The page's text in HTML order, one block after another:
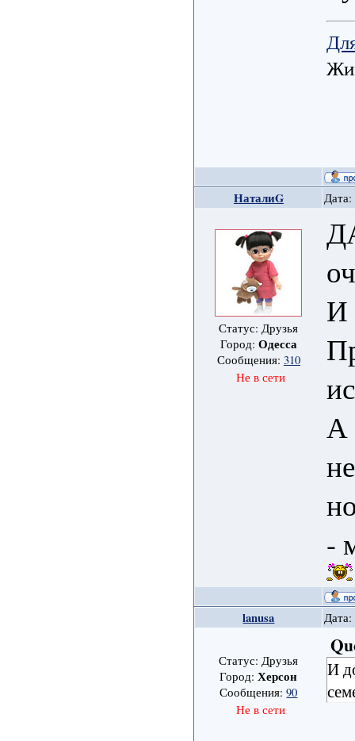
НаталиG Дата:
Статус: Друзья
Город: Одесса
Сообщения: 310
Не в сети
И
А
-
lanusa Дата:
Статус: Друзья
Город:Херсон
Сообщения:90
Не в сети
И